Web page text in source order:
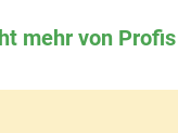
mehr von Profis